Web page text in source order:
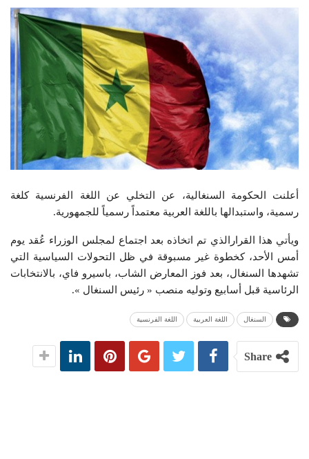
أعلنت الحكومة السنغالية، عن التخلي عن اللغة الفرنسية كلغة
رسمية، واستبدالها باللغة العربية معتمداً رسمياً للجمهورية.
ويأتي هذا القرارالذي تم اتخاذه بعد اجتماع لمجلس الوزراء عُقد يوم
أمس الأحد، كخطوة غير مسبوقة في ظل التحولات السياسية التي
تشهدها السنغال، بعد فوز المعارض الشاب، باسيرو فاي، بالانتخابات
الرئاسية قبل أسابيع وتوليه منصب « رئيس السنغال ».
السنغال اللغة العربية اللغة الفرنسية
Share